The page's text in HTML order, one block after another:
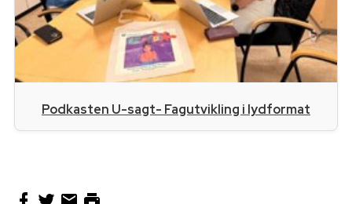
Podkasten U-sagt- Fagutvikling i lydformat